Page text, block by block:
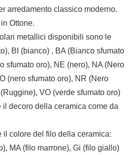
arredamento classico moderno.
Ottone.
metallici disponibili sono le
BI (bianco) , BA (Bianco sfumato
sfumato oro), NE (nero), NA (Nero
(nero sfumato oro), NR (Nero
VO (verde sfumato oro)
il decoro della ceramica come da
il colore del filo della ceramica:
MA (filo marrone), Gi (filo giallo)